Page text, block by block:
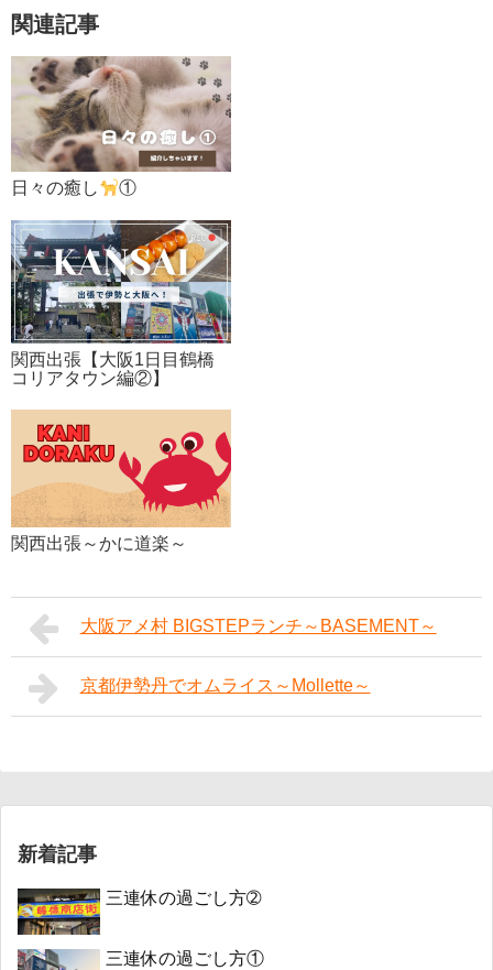
関連記事
日々の癒し ①
関西出張【大阪1日目鶴橋
コリアタウン編②】
関西出張～かに道楽～
大阪アメ村 BIGSTEPランチ～BASEMENT～
京都伊勢丹でオムライス～Mollette～
新着記事
三連休の過ごし方➁
三連休の過ごし方①